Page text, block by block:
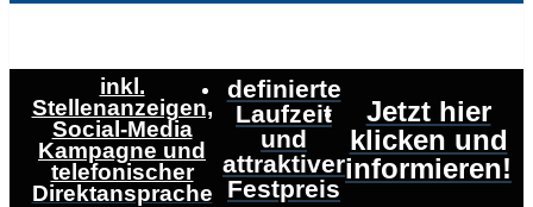
inkl.
Stellenanzeigen,
Social-Media
Kampagne und
telefonischer
Direktansprache
definierte
Laufzeit
und
attraktiver
Festpreis
Jetzt hier
klicken und
informieren!